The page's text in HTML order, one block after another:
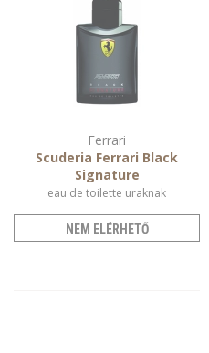
Ferrari
Scuderia Ferrari Black
Signature
eau de toilette uraknak
NEM ELÉRHETŐ